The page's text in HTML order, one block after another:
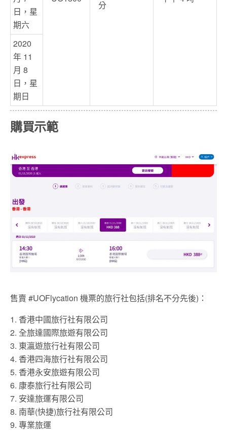
分
日，星
期六
2020
年 11
月 8
日，星
期日
購買示範
售賣 #UOFlycation 機票的旅行社包括(排名不分先後)：
1. 香港中國旅行社有限公司
2. 全旅達國際旅遊有限公司
3. 東瀛遊旅行社有限公司
4. 香港四海旅行社有限公司
5. 香港永安旅遊有限公司
6. 康泰旅行社有限公司
7. 安達旅運有限公司
8. 南華(快捷)旅行社有限公司
9. 專業旅運